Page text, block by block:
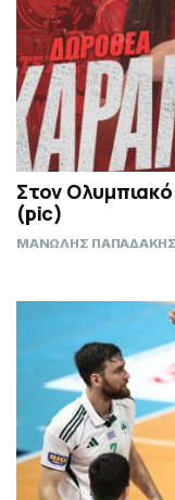
Στον
(pic)
ΜΑΝΩΛΗΣ ΠΑΠΑΔΑΚΗΣ